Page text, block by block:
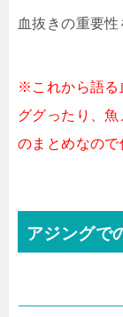
血抜きの重要性
※これから語る
ググったり、
のまとめなので
アジングで